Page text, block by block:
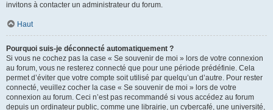
invitons à contacter un administrateur du forum.
Haut
Pourquoi suis-je déconnecté automatiquement ?
Si vous ne cochez pas la case « Se souvenir de moi » lors de votre connexion
au forum, vous ne resterez connecté que pour une période prédéfinie. Cela
permet d’éviter que votre compte soit utilisé par quelqu’un d’autre. Pour rester
connecté, veuillez cocher la case « Se souvenir de moi » lors de votre
connexion au forum. Ceci n’est pas recommandé si vous accédez au forum
depuis un ordinateur public, comme une librairie, un cybercafé, une université,